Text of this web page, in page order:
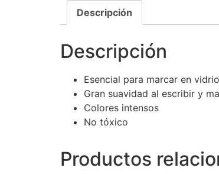
Descripción
Descripción
Esencial para marcar en
Gran suavidad al escribir y
Colores intensos
No tóxico
Productos